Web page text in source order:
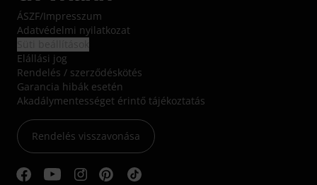
ÁSZF/Impresszum
Adatvédelmi nyilatkozat
Elállási jog
Rendelés / szerződéskötés
Garancia hibák esetén
Akadálymentességet érintő tájékoztatás
Rendelés visszavonása